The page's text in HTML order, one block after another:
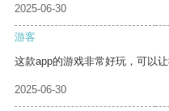
2025-06-30
游客
这款app的游戏非常好玩，可以让
2025-06-30